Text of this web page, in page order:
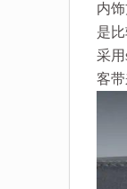
内
是
采
客带